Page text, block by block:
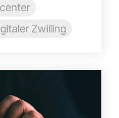
Zwilling